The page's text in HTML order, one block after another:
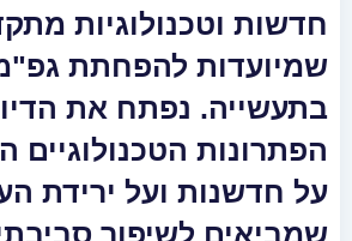
חדשות וטכנולוגיות
שמיועדות להפחתת
בתעשייה. נפתח את
הפתרונות הטכנולוגיים
על חדשנות ועל ירידת
שמביאים לשיפור